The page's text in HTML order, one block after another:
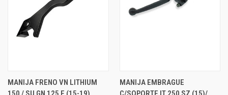
MANIJA FRENO VN LITHIUM
MANIJA EMBRAGUE